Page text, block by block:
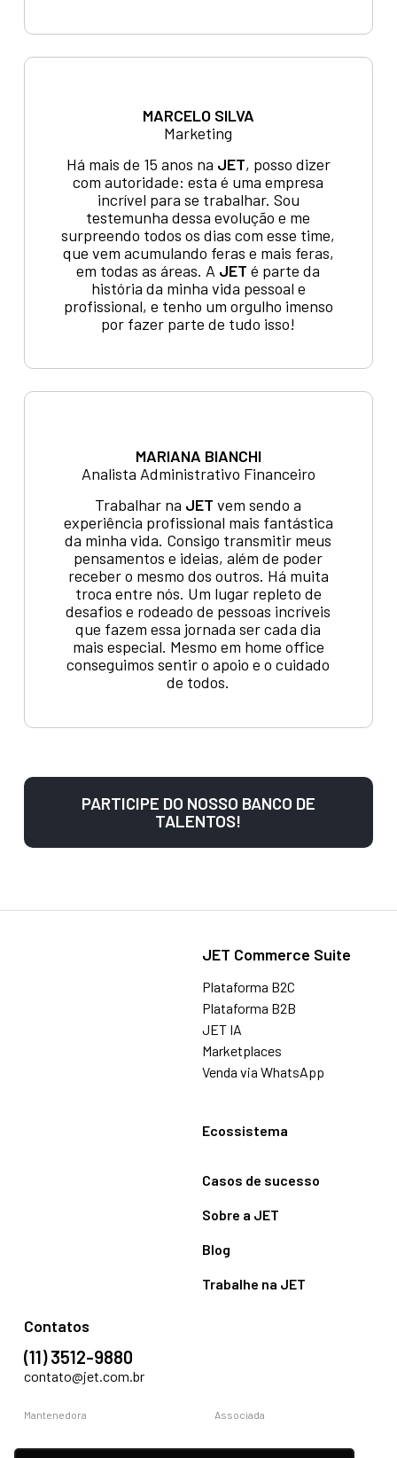
MARCELO SILVA
Marketing
Há mais de 15 anos na JET, posso dizer
com autoridade: esta é uma empresa
incrível para se trabalhar. Sou
testemunha dessa evolução e me
surpreendo todos os dias com esse time,
que vem acumulando feras e mais feras,
em todas as áreas. A JET é parte da
história da minha vida pessoal e
profissional, e tenho um orgulho imenso
por fazer parte de tudo isso!
MARIANA BIANCHI
Analista Administrativo Financeiro
Trabalhar na JET vem sendo a
experiência profissional mais fantástica
da minha vida. Consigo transmitir meus
pensamentos e ideias, além de poder
receber o mesmo dos outros. Há muita
troca entre nós. Um lugar repleto de
desafios e rodeado de pessoas incríveis
que fazem essa jornada ser cada dia
mais especial. Mesmo em home office
conseguimos sentir o apoio e o cuidado
de todos.
PARTICIPE DO NOSSO BANCO DE
TALENTOS!
JET Commerce Suite
Plataforma B2C
Plataforma B2B
JET IA
Marketplaces
Venda via WhatsApp
Ecossistema
Casos de sucesso
Sobre a JET
Blog
Trabalhe na JET
Contatos
(11) 3512-9880
contato@jet.com.br
Mantenedora Associada